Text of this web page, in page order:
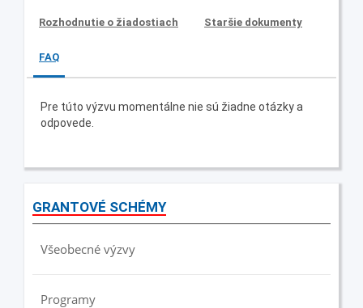
Rozhodnutie o žiadostiach Staršie dokumenty
FAQ
Pre túto výzvu momentálne nie sú žiadne otázky a
odpovede.
GRANTOVÉ SCHÉMY
Všeobecné výzvy
Programy